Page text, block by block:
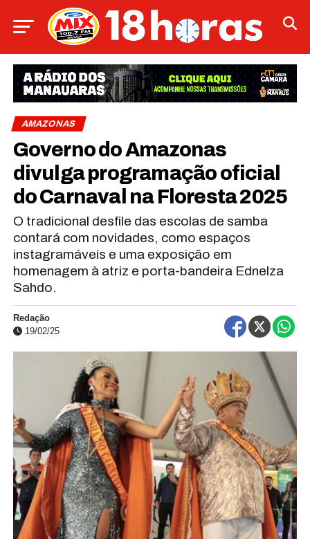
AMAZONAS
Governo do Amazonas
divulga programação oficial
do Carnaval na Floresta 2025
O tradicional desfile das escolas de samba
contará com novidades, como espaços
instagramáveis e uma exposição em
homenagem à atriz e porta-bandeira Ednelza
Sahdo.
Redação
19/02/25